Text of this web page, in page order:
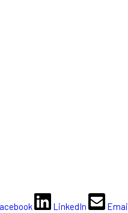
LinkedIn